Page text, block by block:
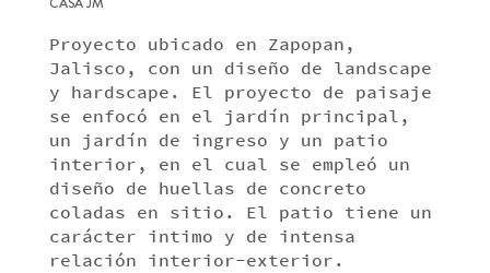
Proyecto ubicado en Zapopan,
Jalisco, con un diseño de landscape
y hardscape. El proyecto de paisaje
se enfocó en el jardín principal,
un jardín de ingreso y un patio
interior, en el cual se empleó un
diseño de huellas de concreto
coladas en sitio. El patio tiene un
carácter intimo y de intensa
relación interior-exterior.